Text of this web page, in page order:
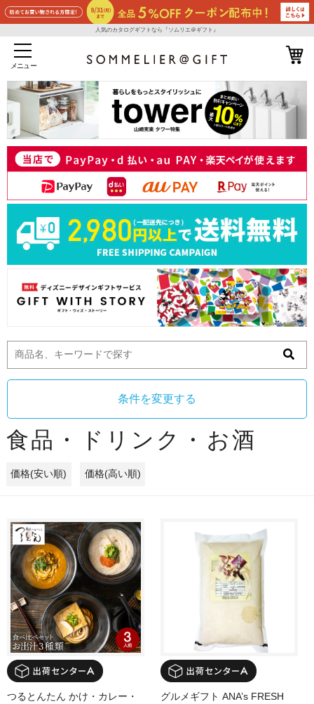
人気のカタログギフトなら『ソムリエ＠ギフト』
メニュー
条件を変更する
食品・ドリンク・お酒
価格(安い順) 価格(高い順)
つるとんたん かけ・カレー・
グルメギフト ANA’s FRESH